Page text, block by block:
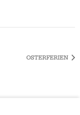
OSTERFERIEN